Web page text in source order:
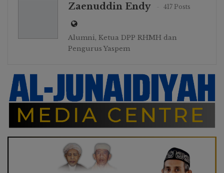
Zaenuddin Endy 417 Posts
Alumni, Ketua DPP RHMH dan
Pengurus Yaspem